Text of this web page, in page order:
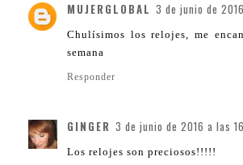
MUJERGLOBAL 3 de junio de
Chulísimos los relojes, me
semana
Responder
GINGER 3 de junio de 2016 a las
Los relojes son preciosos!!!!!